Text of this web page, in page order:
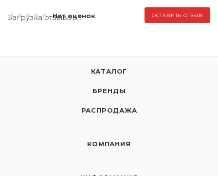
Нет оценок ОСТАВИТЬ ОТЗЫВ
Загрузка отзывов...
КАТАЛОГ
БРЕНДЫ
РАСПРОДАЖА
КОМПАНИЯ